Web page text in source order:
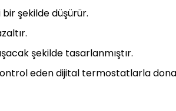
bir şekilde düşürür.
şekilde tasarlanmıştır.
eden dijital termostatlarla